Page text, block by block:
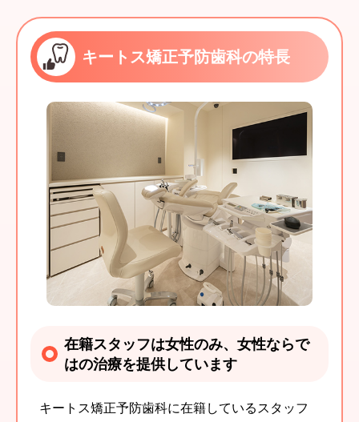
キートス矯正予防歯科の特長
在籍スタッフは女性のみ、女性ならで
はの治療を提供しています
キートス矯正予防歯科に在籍しているスタッフ